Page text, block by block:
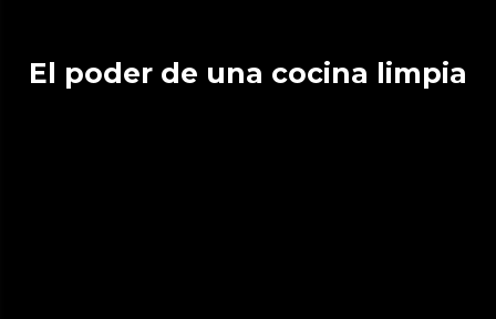
El poder de una cocina limpia